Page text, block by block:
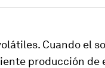
Cuando el
producción de